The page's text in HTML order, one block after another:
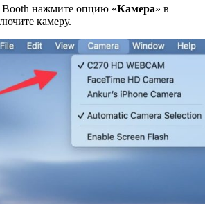
нажмите опцию «Камера» в
камеру.